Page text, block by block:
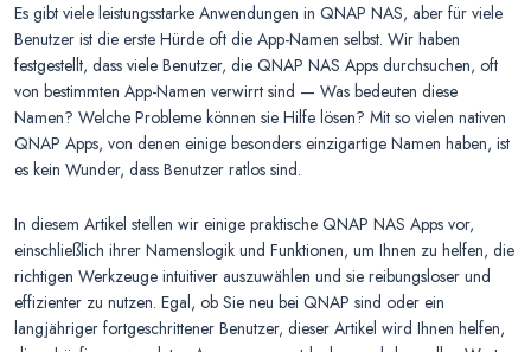
Es gibt viele leistungsstarke Anwendungen in QNAP NAS, aber für viele
Benutzer ist die erste Hürde oft die App-Namen selbst. Wir haben
festgestellt, dass viele Benutzer, die QNAP NAS Apps durchsuchen, oft
von bestimmten App-Namen verwirrt sind — Was bedeuten diese
Namen? Welche Probleme können sie Hilfe lösen? Mit so vielen nativen
QNAP Apps, von denen einige besonders einzigartige Namen haben, ist
es kein Wunder, dass Benutzer ratlos sind.
In diesem Artikel stellen wir einige praktische QNAP NAS Apps vor,
einschließlich ihrer Namenslogik und Funktionen, um Ihnen zu helfen, die
richtigen Werkzeuge intuitiver auszuwählen und sie reibungsloser und
effizienter zu nutzen. Egal, ob Sie neu bei QNAP sind oder ein
langjähriger fortgeschrittener Benutzer, dieser Artikel wird Ihnen helfen,